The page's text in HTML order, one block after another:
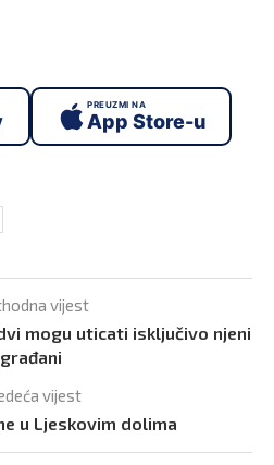
PREUZMI NA
App Store-u
vijest
mogu uticati isključivo njeni
građani
vijest
u Ljeskovim dolima